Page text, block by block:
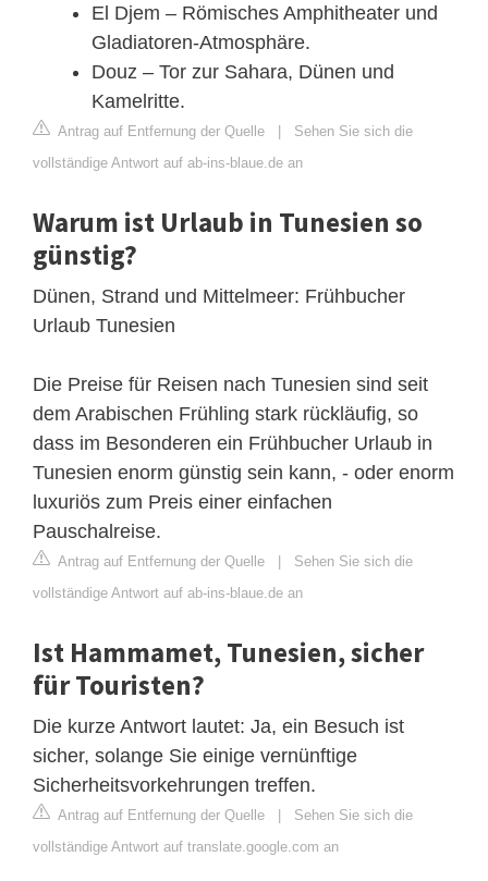
El Djem – Römisches Amphitheater und
Gladiatoren-Atmosphäre.
Douz – Tor zur Sahara, Dünen und
Kamelritte.
Antrag auf Entfernung der Quelle | Sehen Sie sich die
vollständige Antwort auf ab-ins-blaue.de an
Warum ist Urlaub in Tunesien so
günstig?
Dünen, Strand und Mittelmeer: Frühbucher
Urlaub Tunesien
Die Preise für Reisen nach Tunesien sind seit
dem Arabischen Frühling stark rückläufig, so
dass im Besonderen ein Frühbucher Urlaub in
Tunesien enorm günstig sein kann, - oder enorm
luxuriös zum Preis einer einfachen
Pauschalreise.
Antrag auf Entfernung der Quelle | Sehen Sie sich die
vollständige Antwort auf ab-ins-blaue.de an
Ist Hammamet, Tunesien, sicher
für Touristen?
Die kurze Antwort lautet: Ja, ein Besuch ist
sicher, solange Sie einige vernünftige
Sicherheitsvorkehrungen treffen.
Antrag auf Entfernung der Quelle | Sehen Sie sich die
vollständige Antwort auf translate.google.com an